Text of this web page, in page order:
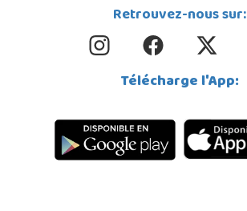
Retrouvez-nous sur:
Télécharge l'App: